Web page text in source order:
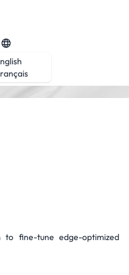
fine-tune edge-optimized